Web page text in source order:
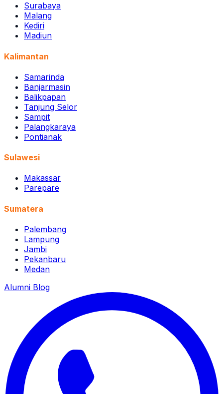
Surabaya
Malang
Kediri
Madiun
Kalimantan
Samarinda
Banjarmasin
Balikpapan
Tanjung Selor
Sampit
Palangkaraya
Pontianak
Sulawesi
Makassar
Parepare
Sumatera
Palembang
Lampung
Jambi
Pekanbaru
Medan
Alumni Blog